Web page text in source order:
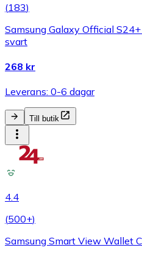
(183)
Samsung Galaxy Official
svart
268 kr
Leverans: 0-6 dagar
Till butik
4.4
(500+)
Samsung Smart View Wallet